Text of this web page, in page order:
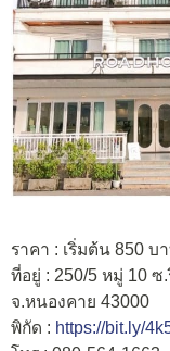
ราคา : เริ่มต้น 850 บ
ที่อยู่ : 250/5 หมู่ 10 ซ
จ.หนองคาย 43000
พิกัด : https://bit.ly/